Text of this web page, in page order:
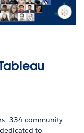
community
to